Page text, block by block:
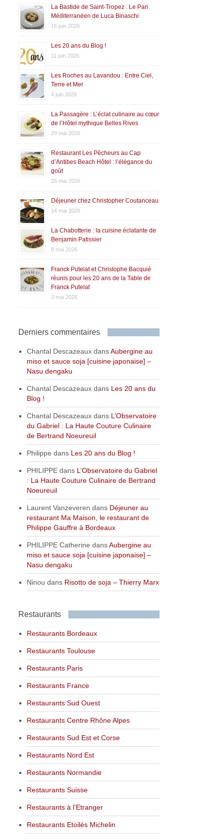
La Bastide de Saint-Tropez : Le Pari
Méditerranéen de Luca Binaschi
16 juin 2026
Les 20 ans du Blog !
11 juin 2026
Les Roches au Lavandou : Entre Ciel,
Terre et Mer
4 juin 2026
La Passagère : L’éclat culinaire au cœur
de l’Hôtel mythique Belles Rives
29 mai 2026
Restaurant Les Pêcheurs au Cap
d’Antibes Beach Hôtel : l’élégance du
goût
26 mai 2026
Déjeuner chez Christopher Coutanceau
14 mai 2026
La Chabotterie : la cuisine éclatante de
Benjamin Patissier
8 mai 2026
Franck Putelat et Christophe Bacquié
réunis pour les 20 ans de la Table de
Franck Putelat
3 mai 2026
Derniers commentaires
Chantal Descazeaux dansAubergine au
miso et sauce soja [cuisine japonaise] –
Nasu dengaku
Chantal Descazeaux dans Les 20 ans du
Blog !
Chantal Descazeaux dans L’Observatoire
du Gabriel : La Haute Couture Culinaire
de Bertrand Noeureuil
Philippe dans Les 20 ans du Blog !
PHILIPPE dans L’Observatoire du Gabriel
: La Haute Couture Culinaire de Bertrand
Noeureuil
Laurent Vanzeveren dans Déjeuner au
restaurant Ma Maison, le restaurant de
Philippe Gauffre à Bordeaux
PHILIPPE Catherine dansAubergine au
miso et sauce soja [cuisine japonaise] –
Nasu dengaku
Ninou dans Risotto de soja – Thierry Marx
Restaurants
Restaurants Bordeaux
Restaurants Toulouse
Restaurants Paris
Restaurants France
Restaurants Sud Ouest
Restaurants Centre Rhône Alpes
Restaurants Sud Est et Corse
Restaurants Nord Est
Restaurants Normandie
Restaurants Suisse
Restaurants à l’Etranger
Restaurants Etoilés Michelin